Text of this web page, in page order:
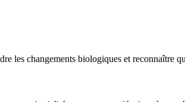
les changements biologiques et reconnaître